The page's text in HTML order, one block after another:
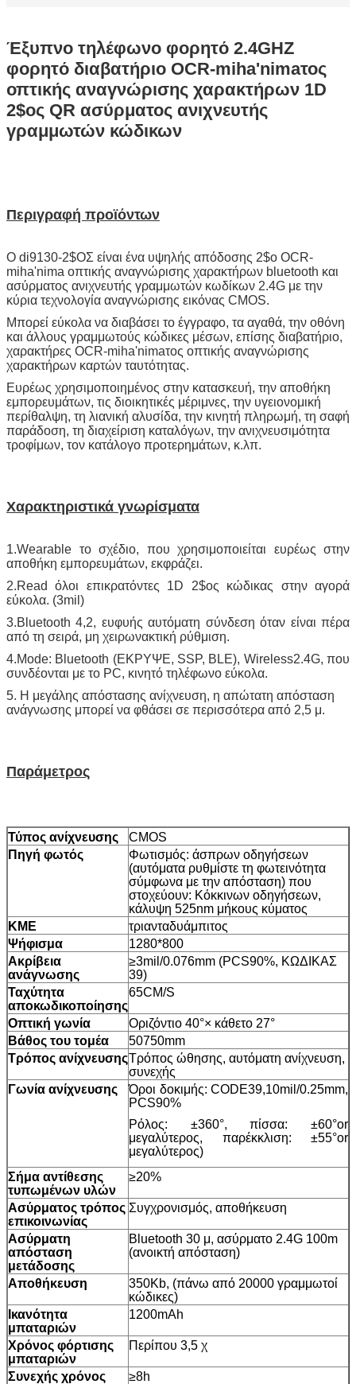
Έξυπνο τηλέφωνο φορητό 2.4GHZ
φορητό διαβατήριο OCR-miha'nimaτος
οπτικής αναγνώρισης χαρακτήρων 1D
2$ος QR ασύρματος ανιχνευτής
γραμμωτών κώδικων
Περιγραφή προϊόντων
Ο di9130-2$ΟΣ είναι ένα υψηλής απόδοσης 2$ο OCR-
miha'nima οπτικής αναγνώρισης χαρακτήρων bluetooth και
ασύρματος ανιχνευτής γραμμωτών κωδίκων 2.4G με την
κύρια τεχνολογία αναγνώρισης εικόνας CMOS.
Μπορεί εύκολα να διαβάσει το έγγραφο, τα αγαθά, την οθόνη
και άλλους γραμμωτούς κώδικες μέσων, επίσης διαβατήριο,
χαρακτήρες OCR-miha'nimaτος οπτικής αναγνώρισης
χαρακτήρων καρτών ταυτότητας.
Ευρέως χρησιμοποιημένος στην κατασκευή, την αποθήκη
εμπορευμάτων, τις διοικητικές μέριμνες, την υγειονομική
περίθαλψη, τη λιανική αλυσίδα, την κινητή πληρωμή, τη σαφή
παράδοση, τη διαχείριση καταλόγων, την ανιχνευσιμότητα
τροφίμων, τον κατάλογο προτερημάτων, κ.λπ.
Χαρακτηριστικά γνωρίσματα
1.Wearable το σχέδιο, που χρησιμοποιείται ευρέως στην
αποθήκη εμπορευμάτων, εκφράζει.
2.Read όλοι επικρατόντες 1D 2$ος κώδικας στην αγορά
εύκολα. (3mil)
3.Bluetooth 4,2, ευφυής αυτόματη σύνδεση όταν είναι πέρα
από τη σειρά, μη χειρωνακτική ρύθμιση.
4.Mode: Bluetooth (ΕΚΡΥΨΕ, SSP, BLE), Wireless2.4G, που
συνδέονται με το PC, κινητό τηλέφωνο εύκολα.
5. Η μεγάλης απόστασης ανίχνευση, η απώτατη απόσταση
ανάγνωσης μπορεί να φθάσει σε περισσότερα από 2,5 μ.
Παράμετρος
Τύπος ανίχνευσης
CMOS
Πηγή φωτός
Φωτισμός: άσπρων οδηγήσεων
(αυτόματα ρυθμίστε τη φωτεινότητα
σύμφωνα με την απόσταση) που
στοχεύουν: Κόκκινων οδηγήσεων,
κάλυψη 525nm μήκους κύματος
ΚΜΕ
τριανταδυάμπιτος
Ψήφισμα
1280*800
Ακρίβεια
ανάγνωσης
≥3mil/0.076mm (PCS90%, ΚΩΔΙΚΑΣ
39)
Ταχύτητα
αποκωδικοποίησης
65CM/S
Οπτική γωνία
Οριζόντιο 40°× κάθετο 27°
Βάθος του τομέα
50750mm
Τρόπος ανίχνευσηςΤρόπος ώθησης, αυτόματη ανίχνευση,
συνεχής
Γωνία ανίχνευσης
Όροι δοκιμής: CODE39,10mil/0.25mm,
PCS90%
Ρόλος: ±360°, πίσσα: ±60°or
μεγαλύτερος, παρέκκλιση: ±55°or
μεγαλύτερος)
Σήμα αντίθεσης
τυπωμένων υλών
≥20%
Ασύρματος τρόπος
επικοινωνίας
Συγχρονισμός, αποθήκευση
Ασύρματη
απόσταση
μετάδοσης
Bluetooth 30 μ, ασύρματο 2.4G 100m
(ανοικτή απόσταση)
Αποθήκευση
350Kb, (πάνω από 20000 γραμμωτοί
κώδικες)
Ικανότητα
μπαταριών
1200mAh
Χρόνος φόρτισης
μπαταριών
Περίπου 3,5 χ
Συνεχής χρόνος
≥8h